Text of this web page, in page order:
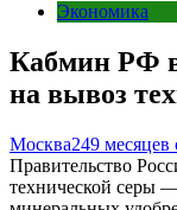
Экономика
Кабмин РФ
на вывоз
Москва249 месяцев
Правительство
технической серы